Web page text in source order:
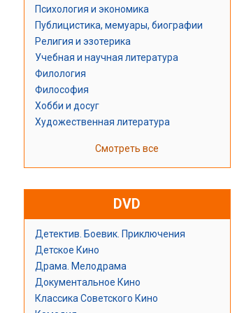
Психология и экономика
Публицистика, мемуары, биографии
Религия и эзотерика
Учебная и научная литература
Филология
Философия
Хобби и досуг
Художественная литература
Смотреть все
DVD
Детектив. Боевик. Приключения
Детское Кино
Драма. Мелодрама
Документальное Кино
Классика Советского Кино